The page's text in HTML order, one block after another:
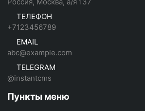
ТЕЛЕФОН
+7123456789
EMAIL
abc@example.com
TELEGRAM
@instantcms
Пункты меню